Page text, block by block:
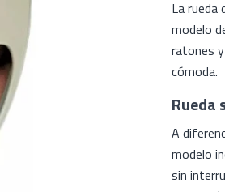
La rueda
modelo
ratones
cómoda.
Rueda
A
modelo
sin